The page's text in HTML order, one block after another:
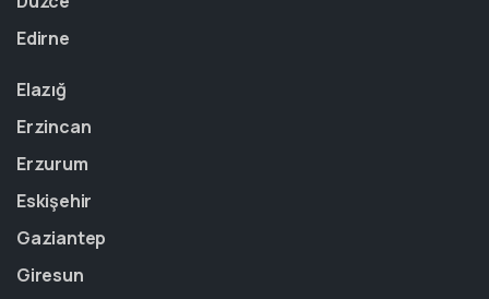
Edirne
Elazığ
Erzincan
Erzurum
Eskişehir
Gaziantep
Giresun